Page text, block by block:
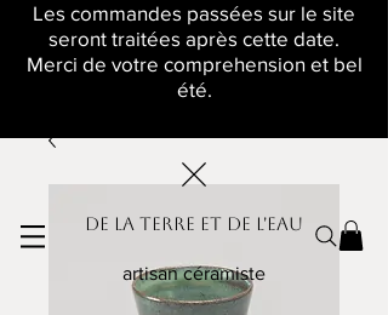
Les commandes passées sur le site
seront traitées après cette date.
Merci de votre comprehension et bel
été.
De la terre et de l'eau
artisan céramiste